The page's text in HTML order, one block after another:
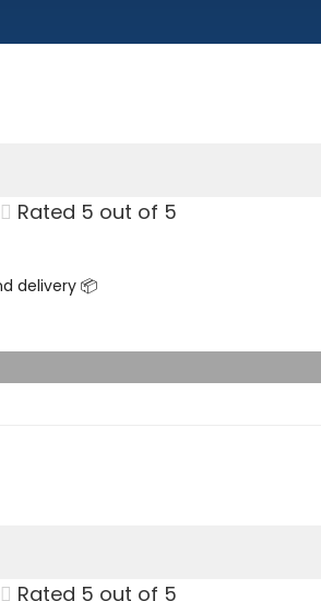
 Rated 5 out of 5
delivery 📦
 Rated 5 out of 5